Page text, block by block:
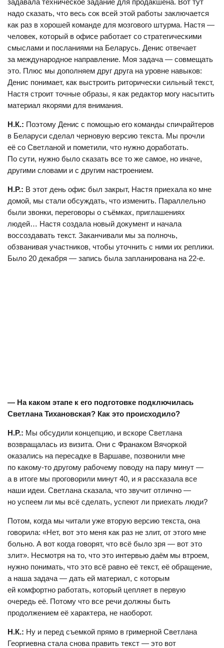
задавала техническое задание для продакшена. Вот тут
надо сказать, что весь сок всей этой работы заключается
как раз в хорошей команде для мозгового штурма. Настя —
человек, который в офисе работает со стратегическими
смыслами и посланиями на Беларусь. Денис отвечает
за международное направление. Моя задача — совмещать
это. Плюс мы дополняем друг друга на уровне навыков:
Денис понимает, как выстроить риторически сильный текст,
Настя строит точные образы, я как редактор могу насытить
материал якорями для внимания.
Н.К.: Поэтому Денис с помощью его команды спичрайтеров
в Беларуси сделал черновую версию текста. Мы прочли
её со Светланой и пометили, что нужно доработать.
По сути, нужно было сказать все то же самое, но иначе,
другими словами и с другим настроением.
Н.Р.: В этот день офис был закрыт, Настя приехала ко мне
домой, мы стали обсуждать, что изменить. Параллельно
были звонки, переговоры о съёмках, приглашениях
людей… Настя создала новый документ и начала
воссоздавать текст. Заканчивали мы за полночь,
обзванивая участников, чтобы уточнить с ними их реплики.
Было 20 декабря — запись была запланирована на 22-е.
— На каком этапе к его подготовке подключилась
Светлана Тихановская? Как это происходило?
Н.Р.: Мы обсудили концепцию, и вскоре Светлана
возвращалась из визита. Они с Франаком Вячоркой
оказались на пересадке в Варшаве, позвонили мне
по какому-то другому рабочему поводу на пару минут —
а в итоге мы проговорили минут 40, и я рассказала все
наши идеи. Светлана сказала, что звучит отлично —
но успеем ли мы всё сделать, успеют ли приехать люди?
Потом, когда мы читали уже вторую версию текста, она
говорила: «Нет, вот это меня как раз не злит, от этого мне
больно. А вот когда говорят, что всё было зря — вот это
злит». Несмотря на то, что это интервью даём мы втроем,
нужно понимать, что это всё равно её текст, её обращение,
а наша задача — дать ей материал, с которым
ей комфортно работать, который цепляет в первую
очередь её. Потому что все речи должны быть
продолжением её характера, не наоборот.
Н.К.: Ну и перед съемкой прямо в гримерной Светлана
Георгиевна стала снова править текст — это вот